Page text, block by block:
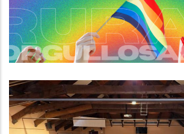
S. socials
El Consell Comarcal
Penedès Aprova Les